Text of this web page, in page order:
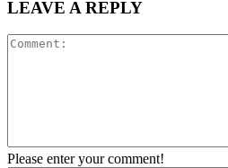
LEAVE A REPLY
Please enter your comment!